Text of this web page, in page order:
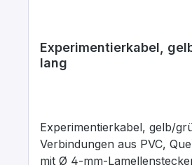
Experimentierkabel,
lang
Experimentierkabel, gelb/
Verbindungen aus PVC,
mit Ø 4-mm-